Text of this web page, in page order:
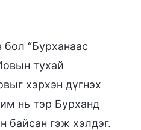
“Бурханаас
тухай
хэрхэн дүгнэх
нь тэр Бурханд
байсан гэж хэлдэг.